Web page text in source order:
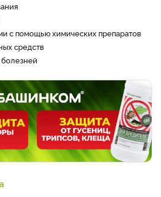
с помощью химических препаратов
средств